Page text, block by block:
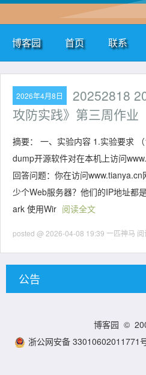
博客园 首页 联系
2026年4月8日
20252818
攻防实践》第三周作业
摘要： 一、实验内容 1.实验要求
dump开源软件对在本机上访问
回答问题：你在访问
少个Web服务器？他们的IP地址都
ark 使用Wir 阅读全文
posted @ 2026-04-08 19:39 一匹神马
公告
博客园 ©
浙公网安备 33010602011771